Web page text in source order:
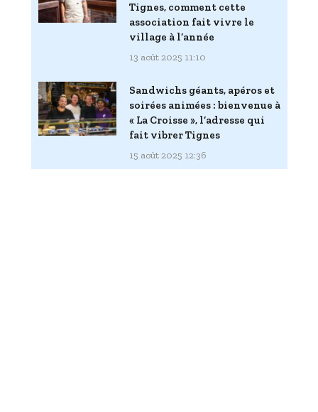
Tignes, comment cette
association fait vivre le
village à l’année
13 août 2025 11:10
Sandwichs géants, apéros et
soirées animées : bienvenue à
« La Croisse », l’adresse qui
fait vibrer Tignes
15 août 2025 12:36